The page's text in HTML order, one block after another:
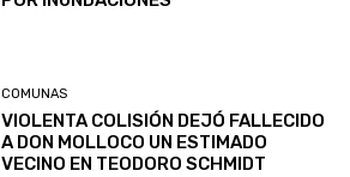
COMUNAS
VIOLENTA COLISIÓN DEJÓ FALLECIDO
A DON MOLLOCO UN ESTIMADO
VECINO EN TEODORO SCHMIDT